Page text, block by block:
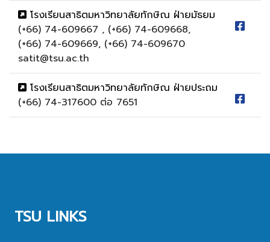
โรงเรียนสาธิตมหาวิทยาลัยทักษิณ ฝ่ายมัธยม
(+66) 74-609667 , (+66) 74-609668,
(+66) 74-609669, (+66) 74-609670
satit@tsu.ac.th
โรงเรียนสาธิตมหาวิทยาลัยทักษิณ ฝ่ายประถม
(+66) 74-317600 ต่อ 7651
TSU LINKS